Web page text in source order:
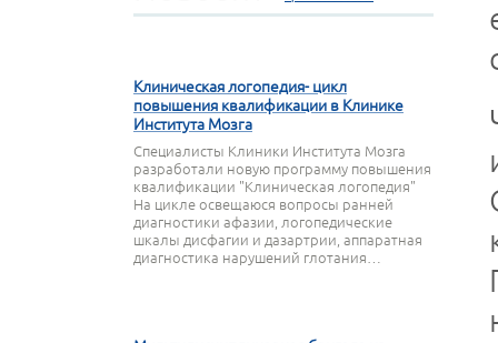
Клиническая логопедия- цикл
повышения квалификации в Клинике
Института Мозга
Специалисты Клиники Института Мозга
разработали новую программу повышения
квалификации "Клиническая логопедия"
На цикле освещаюся вопросы ранней
диагностики афазии, логопедические
шкалы дисфагии и дазартрии, аппаратная
диагностика нарушений глотания…